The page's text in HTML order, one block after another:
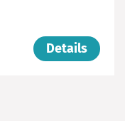
Details